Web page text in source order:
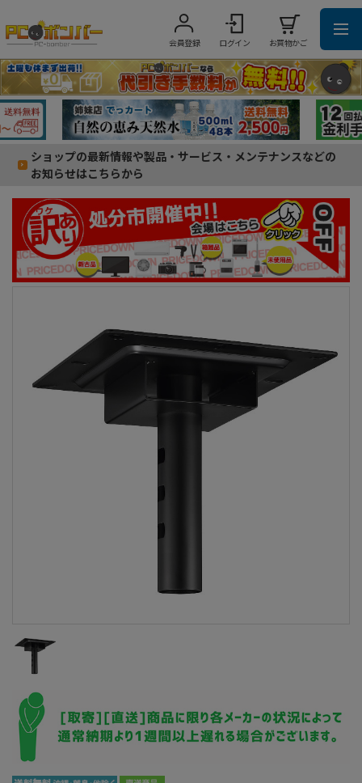
会員登録 ログイン お買物かご
ショップの最新情報や製品・サービス・メンテナンスなどの
お知らせはこちらから